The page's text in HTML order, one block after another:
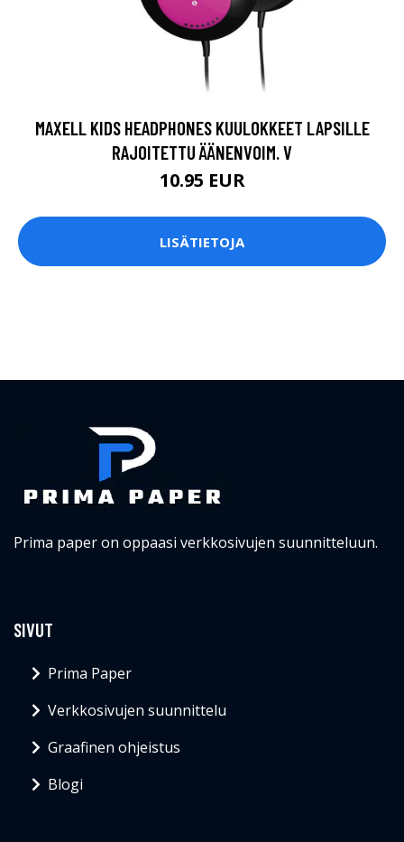
MAXELL KIDS HEADPHONES KUULOKKEET LAPSILLE
RAJOITETTU ÄÄNENVOIM. V
10.95 EUR
LISÄTIETOJA
Prima paper on oppaasi verkkosivujen suunnitteluun.
SIVUT
Prima Paper
Verkkosivujen suunnittelu
Graafinen ohjeistus
Blogi